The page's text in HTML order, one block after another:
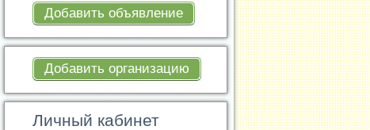
Добавить объявление
Добавить организацию
Личный кабинет